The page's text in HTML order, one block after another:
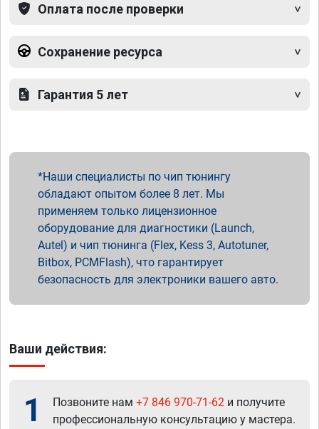
Оплата после проверки
Сохранение ресурса
Гарантия 5 лет
Наши специалисты по чип тюнингу
обладают опытом более 8 лет. Мы
применяем только лицензионное
оборудование для диагностики (Launch,
Autel) и чип тюнинга (Flex, Kess 3, Autotuner,
Bitbox, PCMFlash), что гарантирует
безопасность для электроники вашего авто.
Ваши действия:
1 Позвоните нам +7 846 970-71-62 и получите
профессиональную консультацию у мастера.